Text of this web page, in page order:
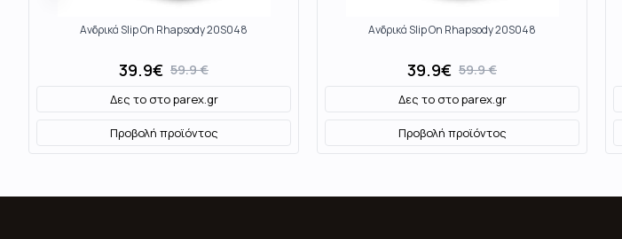
Ανδρικά Slip On Rhapsody 20S048
39.9€ 59.9€
Δες το στοparex.gr
Προβολή προϊόντος
Ανδρικά Slip On Rhapsody 20S048
39.9€ 59.9€
Δες το στοparex.gr
Προβολή προϊόντος